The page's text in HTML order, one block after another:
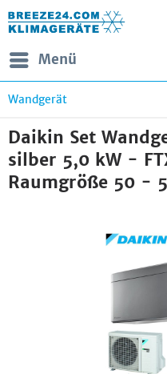
Menü
Wandgerät
Daikin Set
silber 5,0 kW -
Raumgröße 50 -